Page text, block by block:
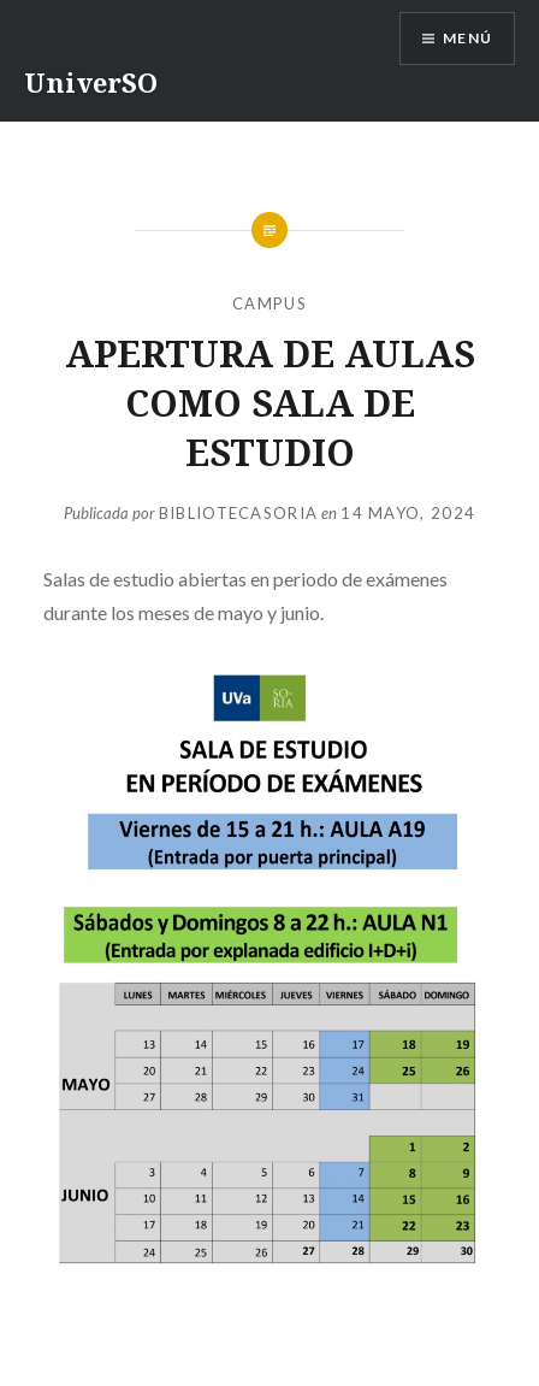
UniverSO
MENÚ
CAMPUS
APERTURA DE AULAS
COMO SALA DE
ESTUDIO
Publicada porBIBLIOTECASORIA en 14 MAYO, 2024
Salas de estudio abiertas en periodo de exámenes
durante los meses de mayo y junio.